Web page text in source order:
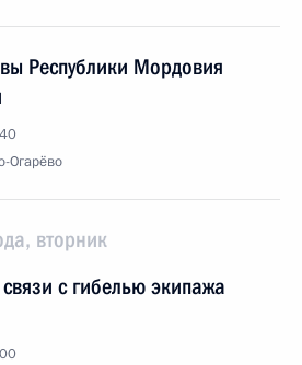
Республики Мордовия
Огарёво
вторник
с гибелью экипажа